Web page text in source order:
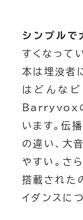
パックラフト
パックラフト
シンプルで
すくなって
本は埋没者
はどんなビ
Barryvox
います。伝
の違い、大
やすい。さ
搭載された
イダンスに